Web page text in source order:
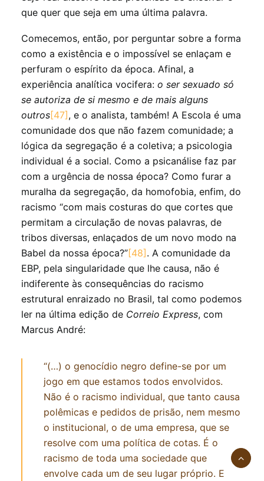
que quer que seja em uma última palavra.
Comecemos, então, por perguntar sobre a forma
como a existência e o impossível se enlaçam e
perfuram o espírito da época. Afinal, a
experiência analítica vocifera: o ser sexuado só
se autoriza de si mesmo e de mais alguns
outros[47] , e o analista, também! A Escola é uma
comunidade dos que não fazem comunidade; a
lógica da segregação é a coletiva; a psicologia
individual é a social. Como a psicanálise faz par
com a urgência de nossa época? Como furar a
muralha da segregação, da homofobia, enfim, do
racismo “com mais costuras do que cortes que
permitam a circulação de novas palavras, de
tribos diversas, enlaçados de um novo modo na
Babel da nossa época?”[48] . A comunidade da
EBP, pela singularidade que lhe causa, não é
indiferente às consequências do racismo
estrutural enraizado no Brasil, tal como podemos
ler na última edição de Correio Express, com
Marcus André:
“(…) o genocídio negro define-se por um
jogo em que estamos todos envolvidos.
Não é o racismo individual, que tanto causa
polêmicas e pedidos de prisão, nem mesmo
o institucional, o de uma empresa, que se
resolve com uma política de cotas. É o
racismo de toda uma sociedade que
envolve cada um de seu lugar próprio. E